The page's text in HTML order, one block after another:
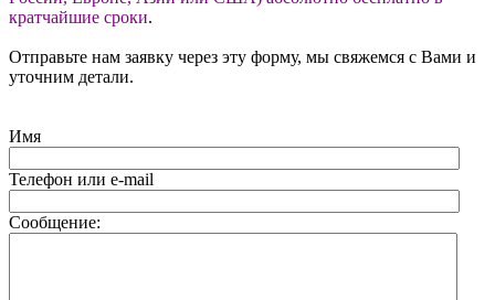
кратчайшие сроки.
Отправьте нам заявку через эту форму, мы свяжемся с Вами и
уточним детали.
Имя
Телефон или e-mail
Сообщение: